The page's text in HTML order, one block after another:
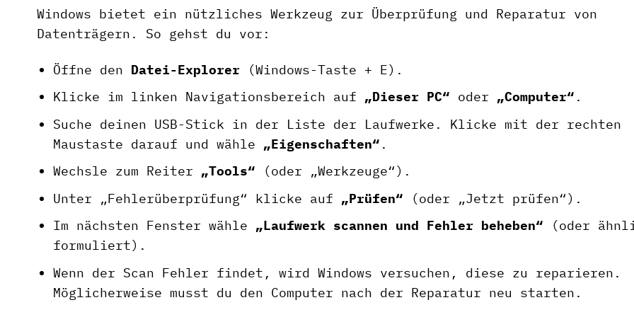
Windows bietet ein nützliches Werkzeug zur Überprüfung und Reparatur von
Datenträgern. So gehst du vor:
Öffne den Datei-Explorer(Windows-Taste + E).
Klicke im linken Navigationsbereich auf „Dieser PC“ oder „Computer“ .
Suche deinen USB-Stick in der Liste der Laufwerke. Klicke mit der rechten
Maustaste darauf und wähle „Eigenschaften“ .
Wechsle zum Reiter „Tools“ (oder „Werkzeuge“).
Unter „Fehlerüberprüfung“ klicke auf „Prüfen“ (oder „Jetzt prüfen“).
Im nächsten Fenster wähle „Laufwerk scannen und Fehler beheben“ (oder
formuliert).
Wenn der Scan Fehler findet, wird Windows versuchen, diese zu reparieren.
Möglicherweise musst du den Computer nach der Reparatur neu starten.